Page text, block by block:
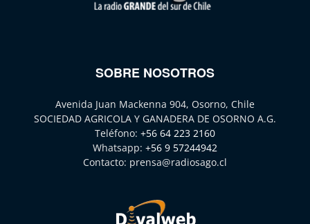
SOBRE NOSOTROS
Avenida Juan Mackenna 904, Osorno, Chile
SOCIEDAD AGRICOLA Y GANADERA DE OSORNO A.G.
Teléfono: +56 64 223 2160
Whatsapp: +56 9 57244942
Contacto: prensa@radiosago.cl